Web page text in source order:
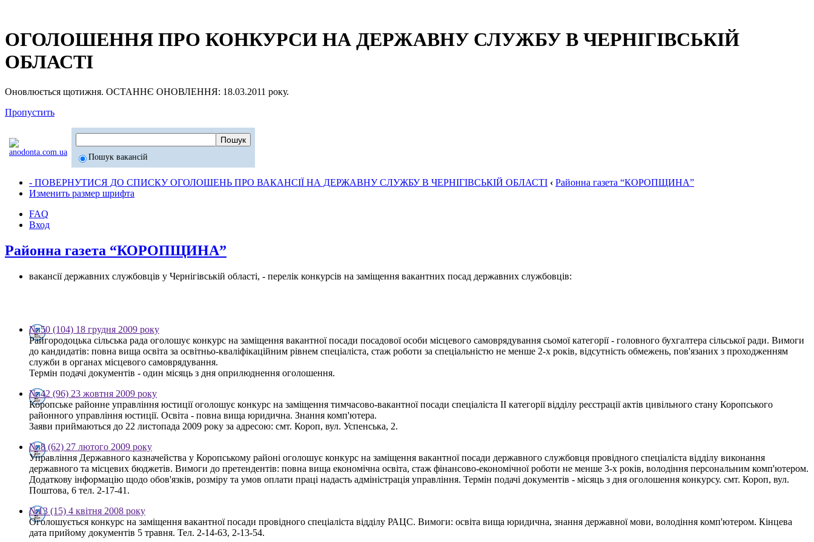
ОГОЛОШЕННЯ ПРО КОНКУРСИ НА ДЕРЖАВНУ СЛУЖБУ В ЧЕРНІГІВСЬКІЙ
ОБЛАСТІ
Оновлюється щотижня. ОСТАННЄ ОНОВЛЕННЯ: 18.03.2011 року.
Пропустить
Пошук вакансій
- ПОВЕРНУТИСЯ ДО СПИСКУ ОГОЛОШЕНЬ ПРО ВАКАНСІЇ НА ДЕРЖАВНУ СЛУЖБУ В ЧЕРНІГІВСЬКІЙ ОБЛАСТІ ‹ Районна газета “КОРОПЩИНА”
Изменить размер шрифта
FAQ
Вход
Районна газета “КОРОПЩИНА”
вакансії державних службовців у Чернігівській області, - перелік конкурсів на заміщення вакантних посад державних службовців:
№ 50 (104) 18 грудня 2009 року
Райгородоцька сільська рада оголошує конкурс на заміщення вакантної посади посадової особи місцевого самоврядування сьомої категорії - головного бухгалтера сільської ради. Вимоги
до кандидатів: повна вища освіта за освітньо-кваліфікаційним рівнем спеціаліста, стаж роботи за спеціальністю не менше 2-х років, відсутність обмежень, пов'язаних з проходженням
служби в органах місцевого самоврядування.
Термін подачі документів - один місяць з дня оприлюднення оголошення.
№ 42 (96) 23 жовтня 2009 року
Коропське районне управління юстиції оголошує конкурс на заміщення тимчасово-вакантної посади спеціаліста ІІ категорії відділу реєстрації актів цивільного стану Коропського
районного управління юстиції. Освіта - повна вища юридична. Знання комп'ютера.
Заяви приймаються до 22 листопада 2009 року за адресою: смт. Короп, вул. Успенська, 2.
№ 8 (62) 27 лютого 2009 року
Управління Державного казначейства у Коропському районі оголошує конкурс на заміщення вакантної посади державного службовця провідного спеціаліста відділу виконання
державного та місцевих бюджетів. Вимоги до претендентів: повна вища економічна освіта, стаж фінансово-економічної роботи не менше 3-х років, володіння персональним комп'ютером.
Додаткову інформацію щодо обов'язків, розміру та умов оплати праці надасть адміністрація управління. Термін подачі документів - місяць з дня оголошення конкурсу. смт. Короп, вул.
Поштова, 6 тел. 2-17-41.
№13 (15) 4 квітня 2008 року
Оголошується конкурс на заміщення вакантної посади провідного спеціаліста відділу РАЦС. Вимоги: освіта вища юридична, знання державної мови, володіння комп'ютером. Кінцева
дата прийому документів 5 травня. Тел. 2-14-63, 2-13-54.